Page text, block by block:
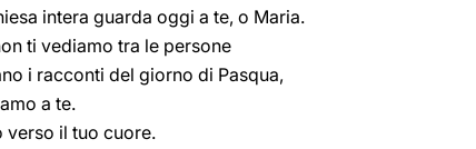
intera guarda oggi a te, o Maria.
ti vediamo tra le persone
i racconti del giorno di Pasqua,
a te.
verso il tuo cuore.